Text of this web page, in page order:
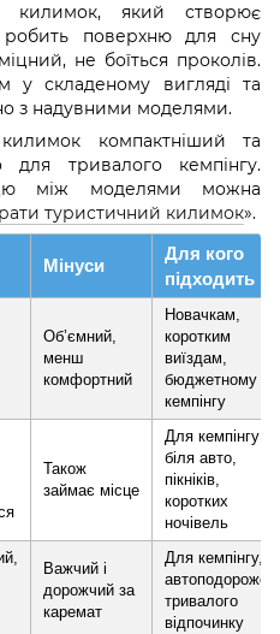
який створює
робить поверхню для сну
не боїться проколів.
у складеному вигляді та
з надувними моделями.
компактніший та
для тривалого кемпінгу.
між моделями можна
туристичний килимок».
Мінуси
Для кого
підходить
Об’ємний,
менш
комфортний
Новачкам,
коротким
виїздам,
бюджетному
кемпінгу
Також
займає місце
Для кемпінгу
біля авто,
пікніків,
коротких
ночівель
Важчий і
дорожчий за
каремат
Для кемпінгу,
автоподорожей,
тривалого
відпочинку